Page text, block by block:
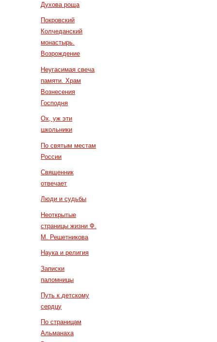
Духова роща
Покровский
Колчеданский
монастырь.
Возрождение
Неугасимая свеча
памяти. Храм
Вознесения
Господня
Ох, уж эти
школьники
По святым местам
России
Священник
отвечает
Люди и судьбы
Неоткрытые
страницы жизни Ф.
М. Решетникова
Наука и религия
Записки
паломницы
Путь к детскому
сердцу
По страницам
Альманаха